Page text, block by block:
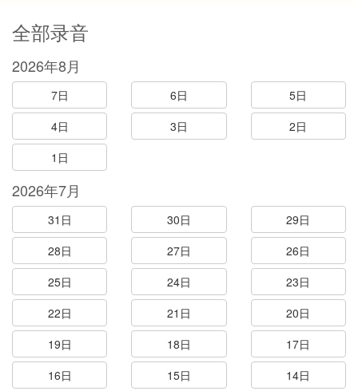
全部录音
2026年8月
7日 6日
5日
4日
3日
2日
1日
2026年7月
31日 30日
29日
28日
27日
26日
25日
24日
23日
22日
21日
20日
19日
18日
17日
16日
15日
14日